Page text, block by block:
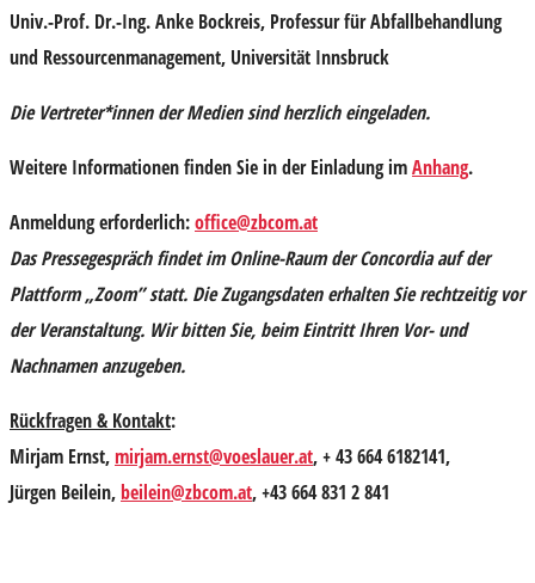
Univ.-Prof. Dr.-Ing. Anke Bockreis, Professur für Abfallbehandlung
und Ressourcenmanagement, Universität Innsbruck
Die Vertreter*innen der Medien sind herzlich eingeladen.
Weitere Informationen finden Sie in der Einladung imAnhang.
Anmeldung erforderlich:office@zbcom.at
Das Pressegespräch findet im Online-Raum der Concordia auf der
Plattform „Zoom” statt. Die Zugangsdaten erhalten Sie rechtzeitig vor
der Veranstaltung. Wir bitten Sie, beim Eintritt Ihren Vor- und
Nachnamen anzugeben.
Rückfragen & Kontakt:
Mirjam Ernst,mirjam.ernst@voeslauer.at, + 43 664 6182141,
Jürgen Beilein,beilein@zbcom.at, +43 664 831 2 841